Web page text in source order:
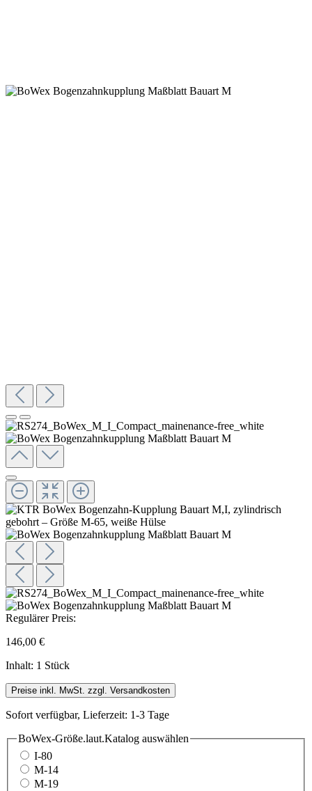
Regulärer Preis:
146,00 €
Inhalt: 1 Stück
Preise inkl. MwSt. zzgl. Versandkosten
Sofort verfügbar, Lieferzeit: 1-3 Tage
BoWex-Größe.laut.Katalog auswählen
I-80
M-14
M-19